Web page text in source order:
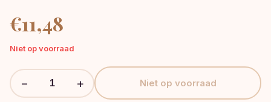
€11,48
Niet op voorraad
− + Niet op voorraad